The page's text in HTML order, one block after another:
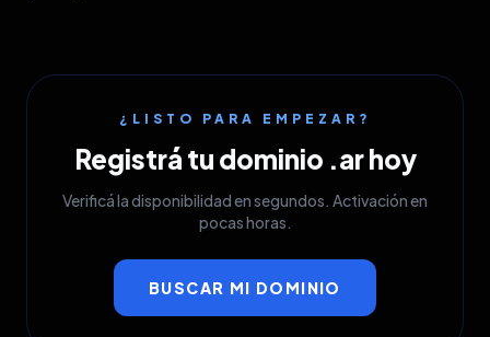
¿LISTO PARA EMPEZAR?
Registrá tu dominio .ar hoy
Verificá la disponibilidad en segundos. Activación en
pocas horas.
BUSCAR MI DOMINIO